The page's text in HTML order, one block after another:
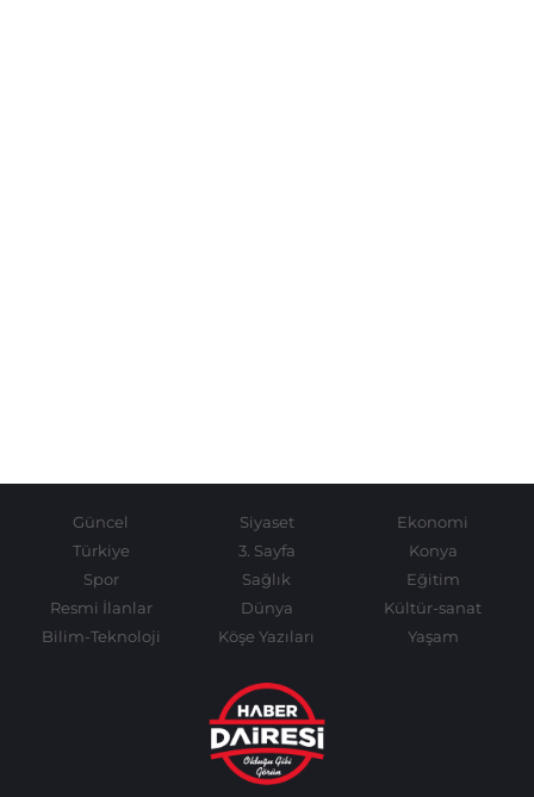
Güncel Siyaset
Ekonomi
Türkiye
3. Sayfa
Konya
Spor
Sağlık
Eğitim
Resmi İlanlar
Dünya
Kültür-sanat
Bilim-Teknoloji
Köşe Yazıları Yaşam